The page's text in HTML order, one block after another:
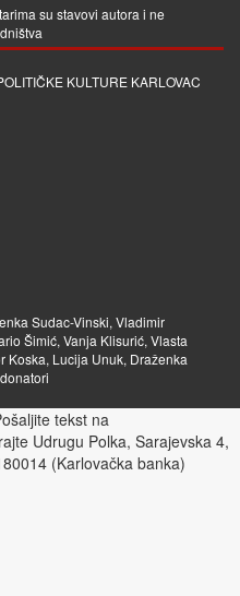
su stavovi autora i ne
KULTURE KARLOVAC
Sudac-Vinski, Vladimir
Šimić, Vanja Klisurić, Vlasta
Koska, Lucija Unuk, Draženka
tekst na
Udrugu Polka, Sarajevska 4,
(Karlovačka banka)